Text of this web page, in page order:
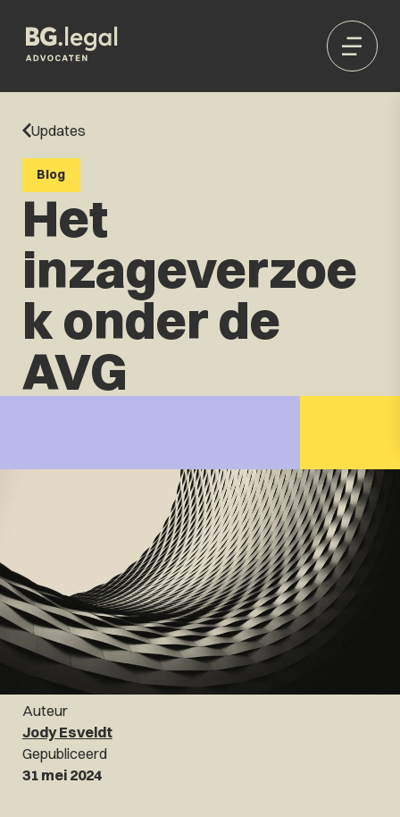
Updates
Blog
Het
inzageverzoe
k onder de
AVG
Auteur
Jody Esveldt
Gepubliceerd
31 mei 2024